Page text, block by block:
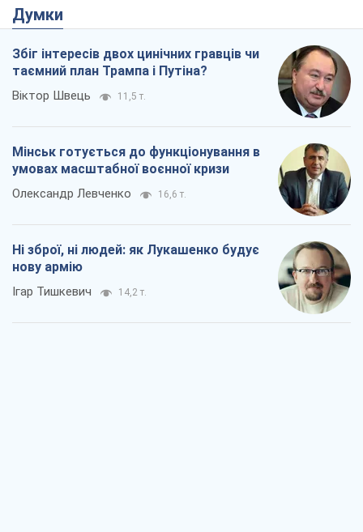
Думки
Збіг інтересів двох цинічних гравців чи
таємний план Трампа і Путіна?
Віктор Швець 11,5 т.
Мінськ готується до функціонування в
умовах масштабної воєнної кризи
Олександр Левченко 16,6 т.
Ні зброї, ні людей: як Лукашенко будує
нову армію
Ігар Тишкевич 14,2 т.